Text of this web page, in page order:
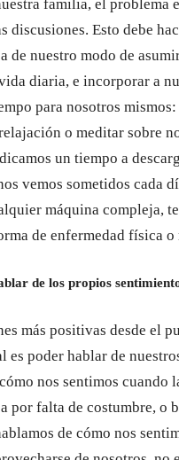
familia, el problema
discusiones. Esto debe
de nuestro modo de
diaria, e incorporar a
para nosotros
o meditar sobre
un tiempo a
vemos sometidos cada
máquina compleja,
de enfermedad física o
de los propios
más positivas desde el
es poder hablar de
nos sentimos cuando
por falta de costumbre, o
de cómo nos